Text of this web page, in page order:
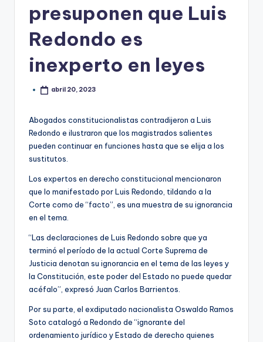
presuponen que Luis
Redondo es
inexperto en leyes
abril 20, 2023
Abogados constitucionalistas contradijeron a Luis
Redondo e ilustraron que los magistrados salientes
pueden continuar en funciones hasta que se elija a los
sustitutos.
Los expertos en derecho constitucional mencionaron
que lo manifestado por Luis Redondo, tildando a la
Corte como de “facto”, es una muestra de su ignorancia
en el tema.
“Las declaraciones de Luis Redondo sobre que ya
terminó el período de la actual Corte Suprema de
Justicia denotan su ignorancia en el tema de las leyes y
la Constitución, este poder del Estado no puede quedar
acéfalo”, expresó Juan Carlos Barrientos.
Por su parte, el exdiputado nacionalista Oswaldo Ramos
Soto catalogó a Redondo de “ignorante del
ordenamiento jurídico y Estado de derecho quienes